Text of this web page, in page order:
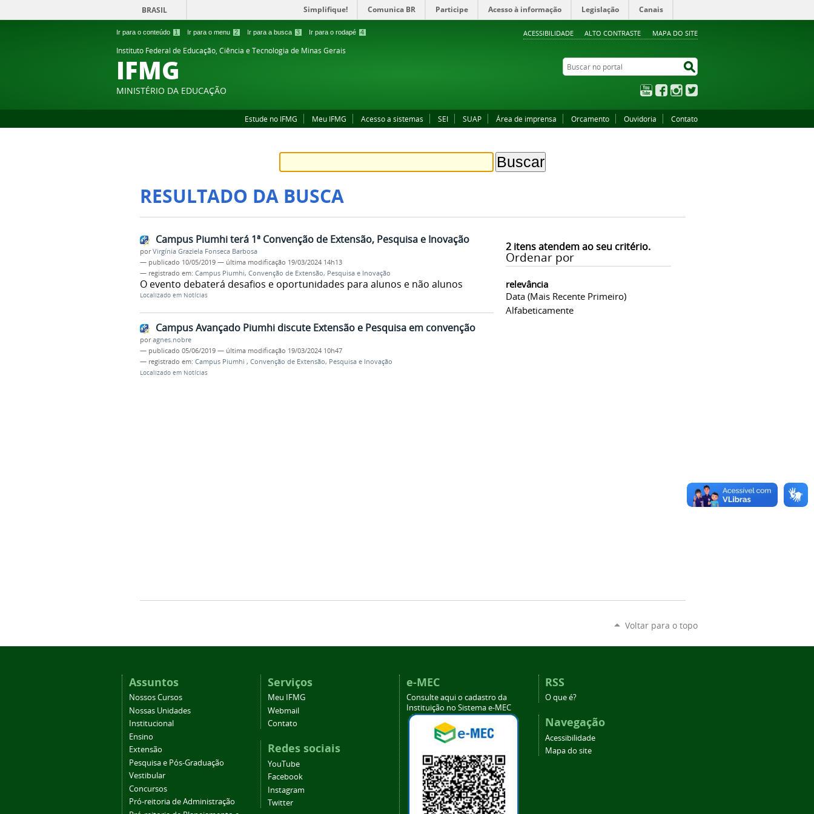
Ir para o conteúdo 1 Ir para o menu 2 Ir para a busca 3 Ir para o rodapé 4 ACESSIBILIDADE ALTO CONTRASTE MAPA DO SITE
BRASIL Simplifique! Comunica BR Participe Acesso à informação Legislação Canais
Instituto Federal de Educação, Ciência e Tecnologia de Minas Gerais
IFMG
MINISTÉRIO DA EDUCAÇÃO
Buscar no portal
YouTubeFacebookInstagram
Estude no IFMG Meu IFMG Acesso a sistemas SEI SUAP Área de imprensa Orcamento Ouvidoria Contato
RESULTADO DA BUSCA
2itens atendem ao seu critério.
Ordenar por
relevância
Data (mais Recente Primeiro)
Alfabeticamente
Campus Piumhi terá 1ª Convenção de Extensão, Pesquisa e Inovação
porVirgínia Graziela Fonseca Barbosa
— publicado 10/05/2019 — última modificação 19/03/2024 14h13
— registrado em: Campus Piumhi, Convenção de Extensão, Pesquisa e Inovação
O evento debaterá desafios e oportunidades para alunos e não alunos
Localizado em Notícias
Campus Avançado Piumhi discute Extensão e Pesquisa em convenção
poragnes.nobre
— publicado 05/06/2019 — última modificação 19/03/2024 10h47
— registrado em: Campus Piumhi , Convenção de Extensão, Pesquisa e Inovação
Localizado em Notícias
Voltar para o topo
Assuntos
Nossos Cursos
Nossas Unidades
Institucional
Ensino
Extensão
Pesquisa e Pós-Graduação
Vestibular
Concursos
Pró-reitoria de Administração
Serviços
Meu IFMG
Webmail
Contato
Redes sociais
YouTube
Facebook
Instagram
Twitter
e-MEC
Consulte aqui o cadastro da
Instituição no Sistema e-MEC
RSS
O que é?
Navegação
Acessibilidade
Mapa do site